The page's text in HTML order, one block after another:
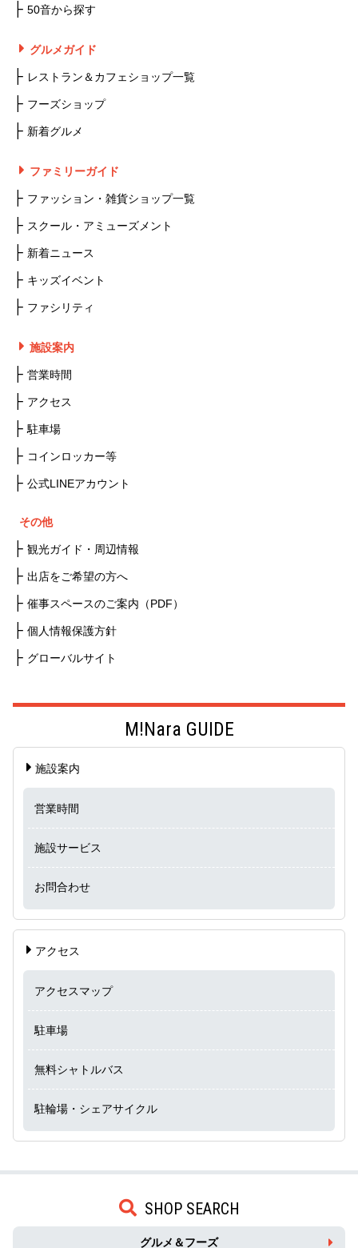
50音から探す
グルメガイド
レストラン＆カフェショップ一覧
フーズショップ
新着グルメ
ファミリーガイド
ファッション・雑貨ショップ一覧
スクール・アミューズメント
新着ニュース
キッズイベント
ファシリティ
施設案内
営業時間
アクセス
駐車場
コインロッカー等
公式LINEアカウント
その他
観光ガイド・周辺情報
出店をご希望の方へ
催事スペースのご案内（PDF）
個人情報保護方針
グローバルサイト
M!Nara GUIDE
施設案内
営業時間
施設サービス
お問合わせ
アクセス
アクセスマップ
駐車場
無料シャトルバス
駐輪場・シェアサイクル
SHOP SEARCH
グルメ＆フーズ